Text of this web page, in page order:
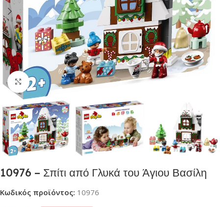
Click to enlarge
10976 – Σπίτι από Γλυκά του Άγιου Βασίλη
Κωδικός προϊόντος: 10976